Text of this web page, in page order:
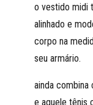
o vestido midi
alinhado e
corpo na
seu armário.
ainda combina
e aquele tênis